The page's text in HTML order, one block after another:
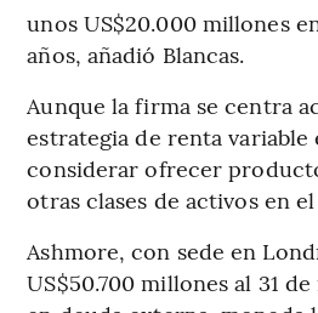
unos US$20.000 millones
años, añadió Blancas.
Aunque la firma se centra
estrategia de renta
considerar ofrecer
otras clases de activos en
Ashmore, con sede en
US$50.700 millones al 31